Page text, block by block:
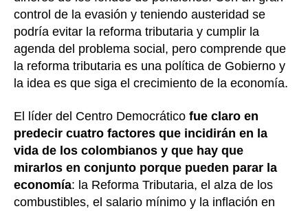
control de la evasión y teniendo austeridad se
podría evitar la reforma tributaria y cumplir la
agenda del problema social, pero comprende que
la reforma tributaria es una política de Gobierno y
la idea es que siga el crecimiento de la economía.
El líder del Centro Democrático fue claro en
predecir cuatro factores que incidirán en la
vida de los colombianos y que hay que
mirarlos en conjunto porque pueden parar la
economía: la Reforma Tributaria, el alza de los
combustibles, el salario mínimo y la inflación en